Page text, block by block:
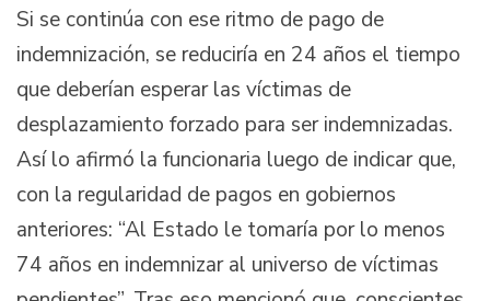
Si se continúa con ese ritmo de pago de
indemnización, se reduciría en 24 años el tiempo
que deberían esperar las víctimas de
desplazamiento forzado para ser indemnizadas.
Así lo afirmó la funcionaria luego de indicar que,
con la regularidad de pagos en gobiernos
anteriores: “Al Estado le tomaría por lo menos
74 años en indemnizar al universo de víctimas